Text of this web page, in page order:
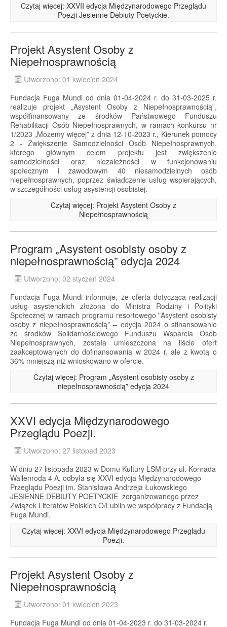
Czytaj więcej: XXVII edycja Międzynarodowego Przeglądu
Poezji Jesienne Debiuty Poetyckie.
Projekt Asystent Osoby z
Niepełnosprawnością
Utworzono: 01 kwiecień 2024
Fundacja Fuga Mundi od dnia 01-04-2024 r. do 31-03-2025 r.
realizuje projekt „Asystent Osoby z Niepełnosprawnością”,
współfinansowany ze środków Państwowego Funduszu
Rehabilitacji Osób Niepełnosprawnych, w ramach konkursu nr
1/2023 „Możemy więcej” z dnia 12-10-2023 r., Kierunek pomocy
2 - Zwiększenie Samodzielności Osób Niepełnosprawnych,
którego głównym celem projektu jest zwiększenie
samodzielności oraz niezależności w funkcjonowaniu
społecznym i zawodowym 40 niesamodzielnych osób
niepełnosprawnych, poprzez świadczenie usług wspierających,
w szczególności usług asystencji osobistej.
Czytaj więcej: Projekt Asystent Osoby z
Niepełnosprawnością
Program „Asystent osobisty osoby z
niepełnosprawnością” edycja 2024
Utworzono: 02 styczeń 2024
Fundacja Fuga Mundi informuje, że oferta dotycząca realizacji
usług asystenckich złożona do Ministra Rodziny i Polityki
Społecznej w ramach programu resortowego "Asystent osobisty
osoby z niepełnosprawnością" – edycja 2024 o sfinansowanie
ze środków Solidarnościowego Funduszu Wsparcia Osób
Niepełnosprawnych, została umieszczona na liście ofert
zaakceptowanych do dofinansowania w 2024 r. ale z kwotą o
36% mniejszą niż wnioskowano w ofercie.
Czytaj więcej: Program „Asystent osobisty osoby z
niepełnosprawnością” edycja 2024
XXVI edycja Międzynarodowego
Przeglądu Poezji.
Utworzono: 27 listopad 2023
W dniu 27 listopada 2023 w Domu Kultury LSM przy ul. Konrada
Wallenroda 4 A, odbyła się XXVI edycja Międzynarodowego
Przeglądu Poezji im. Stanisława Andrzeja Łukowskiego
JESIENNE DEBIUTY POETYCKIE zorganizowanego przez
Związek Literatów Polskich O/Lublin we współpracy z Fundacją
Fuga Mundi.
Czytaj więcej: XXVI edycja Międzynarodowego Przeglądu
Poezji.
Projekt Asystent Osoby z
Niepełnosprawnością
Utworzono: 01 kwiecień 2023
Fundacja Fuga Mundi od dnia 01-04-2023 r. do 31-03-2024 r.